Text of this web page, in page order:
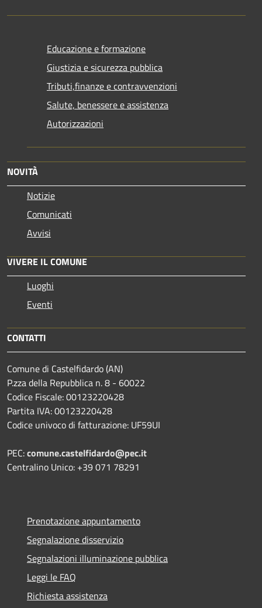
Educazione e formazione
Giustizia e sicurezza pubblica
Tributi,finanze e contravvenzioni
Salute, benessere e assistenza
Autorizzazioni
NOVITÀ
Notizie
Comunicati
Avvisi
VIVERE IL COMUNE
Luoghi
Eventi
CONTATTI
Comune di Castelfidardo (AN)
P.zza della Repubblica n. 8 - 60022
Codice Fiscale: 00123220428
Partita IVA: 00123220428
Codice univoco di fatturazione: UF59UI
PEC:comune.castelfidardo@pec.it
Centralino Unico: +39 071 78291
Prenotazione appuntamento
Segnalazione disservizio
Segnalazioni illuminazione pubblica
Leggi le FAQ
Richiesta assistenza